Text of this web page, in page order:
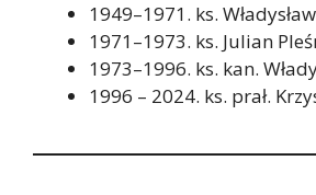
1949–1971. ks.
1971–1973. ks. Julian
1973–1996. ks. kan.
1996 – 2024. ks. prał.